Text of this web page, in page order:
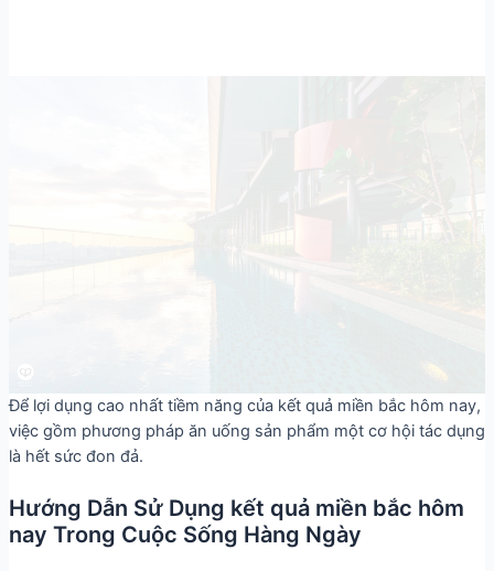
Để lợi dụng cao nhất tiềm năng của kết quả miền bắc hôm nay,
việc gồm phương pháp ăn uống sản phẩm một cơ hội tác dụng
là hết sức đon đả.
Hướng Dẫn Sử Dụng kết quả miền bắc hôm
nay Trong Cuộc Sống Hàng Ngày